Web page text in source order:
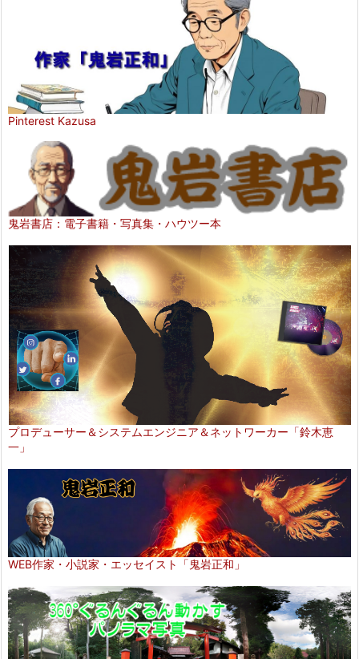
Pinterest Kazusa
鬼岩書店：電子書籍・写真集・ハウツー本
プロデューサー＆システムエンジニア＆ネットワーカー「鈴木恵
一」
WEB作家・小説家・エッセイスト「鬼岩正和」